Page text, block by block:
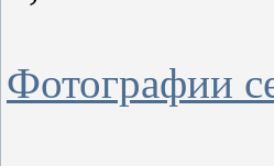
Фотографии